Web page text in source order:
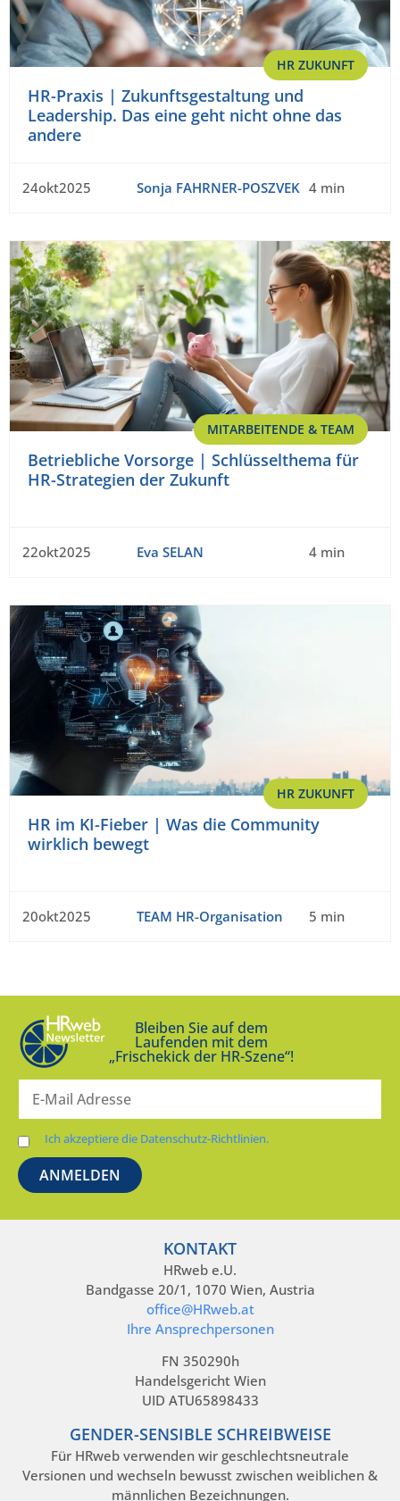
HR ZUKUNFT
HR-Praxis | Zukunftsgestaltung und
Leadership. Das eine geht nicht ohne das
andere
24okt2025 Sonja FAHRNER-POSZVEK 4 min
MITARBEITENDE & TEAM
Betriebliche Vorsorge | Schlüsselthema für
HR-Strategien der Zukunft
22okt2025 Eva SELAN 4 min
HR ZUKUNFT
HR im KI-Fieber | Was die Community
wirklich bewegt
20okt2025 TEAM HR-Organisation 5 min
Bleiben Sie auf dem
Laufenden mit dem
„Frischekick der HR-Szene“!
Ich akzeptiere die Datenschutz-Richtlinien.
KONTAKT
HRweb e.U.
Bandgasse 20/1, 1070 Wien, Austria
office@HRweb.at
Ihre Ansprechpersonen
FN 350290h
Handelsgericht Wien
UID ATU65898433
GENDER-SENSIBLE SCHREIBWEISE
Für HRweb verwenden wir geschlechtsneutrale
Versionen und wechseln bewusst zwischen weiblichen &
männlichen Bezeichnungen.